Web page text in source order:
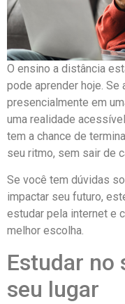
O ensino a distância
pode aprender hoje.
presencialmente em
uma realidade
tem a chance de
seu ritmo, sem sair de
Se você tem dúvidas
impactar seu futuro,
estudar pela internet e
melhor escolha.
Estudar no
seu lugar